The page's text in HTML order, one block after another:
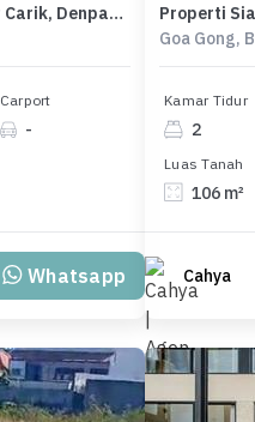
Promo Tanah Strategis di Gelogor Carik, Denpasar, Harga 2,49 Miliar
Carport
-
Whatsapp
Goa Gong,
Kamar Tidur
2
Luas Tanah
106 m²
Cahya